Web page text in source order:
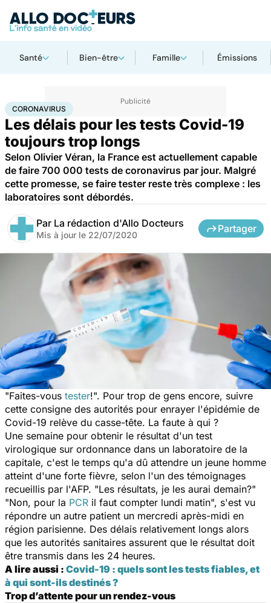
Santé Bien-être Famille Émissions
AccueilSantéMaladies Coronavirus
CORONAVIRUS
Les délais pour les tests Covid-19
toujours trop longs
Selon Olivier Véran, la France est actuellement capable
de faire 700 000 tests de coronavirus par jour. Malgré
cette promesse, se faire tester reste très complexe : les
laboratoires sont débordés.
Par La rédaction d'Allo Docteurs
Mis à jour le 22/07/2020
Partager
"Faites-vous tester!". Pour trop de gens encore, suivre
cette consigne des autorités pour enrayer l'épidémie de
Covid-19 relève du casse-tête. La faute à qui ?
Une semaine pour obtenir le résultat d'un test
virologique sur ordonnance dans un laboratoire de la
capitale, c'est le temps qu'a dû attendre un jeune homme
atteint d'une forte fièvre, selon l'un des témoignages
recueillis par l'AFP. "Les résultats, je les aurai demain?"
"Non, pour la PCR il faut compter lundi matin", s'est vu
répondre un autre patient un mercredi après-midi en
région parisienne. Des délais relativement longs alors
que les autorités sanitaires assurent que le résultat doit
être transmis dans les 24 heures.
A lire aussi : Covid-19 : quels sont les tests fiables, et
à qui sont-ils destinés ?
Trop d’attente pour un rendez-vous